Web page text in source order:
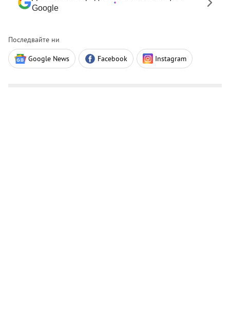
Google
Последвайте ни
Google News Facebook Instagram